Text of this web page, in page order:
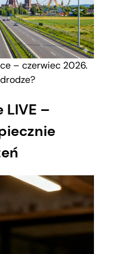
– czerwiec 2026.
LIVE –